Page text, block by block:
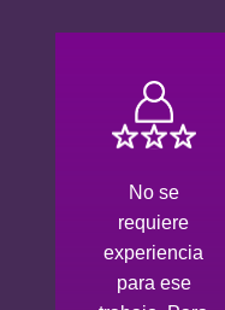
Las encuestas
pagadas no
son
complicadas,